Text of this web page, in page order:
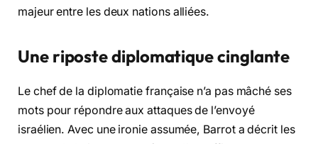
majeur entre les deux nations alliées.
Une riposte diplomatique cinglante
Le chef de la diplomatie française n’a pas mâché ses
mots pour répondre aux attaques de l’envoyé
israélien. Avec une ironie assumée, Barrot a décrit les